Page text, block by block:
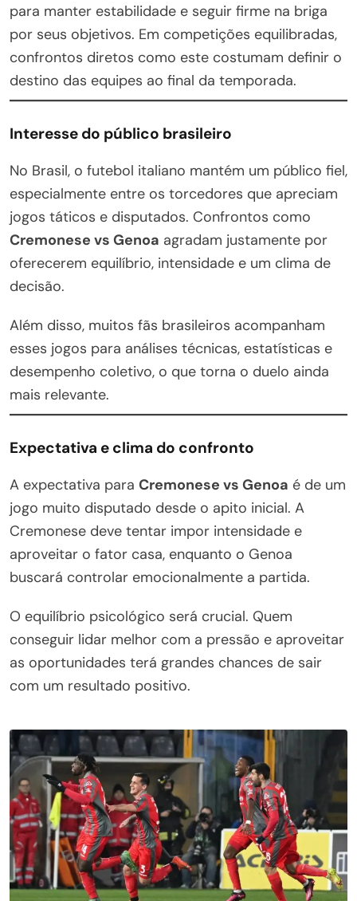
para manter estabilidade e seguir firme na briga
por seus objetivos. Em competições equilibradas,
confrontos diretos como este costumam definir o
destino das equipes ao final da temporada.
Interesse do público brasileiro
No Brasil, o futebol italiano mantém um público fiel,
especialmente entre os torcedores que apreciam
jogos táticos e disputados. Confrontos como
Cremonese vs Genoa agradam justamente por
oferecerem equilíbrio, intensidade e um clima de
decisão.
Além disso, muitos fãs brasileiros acompanham
esses jogos para análises técnicas, estatísticas e
desempenho coletivo, o que torna o duelo ainda
mais relevante.
Expectativa e clima do confronto
A expectativa para Cremonese vs Genoa é de um
jogo muito disputado desde o apito inicial. A
Cremonese deve tentar impor intensidade e
aproveitar o fator casa, enquanto o Genoa
buscará controlar emocionalmente a partida.
O equilíbrio psicológico será crucial. Quem
conseguir lidar melhor com a pressão e aproveitar
as oportunidades terá grandes chances de sair
com um resultado positivo.